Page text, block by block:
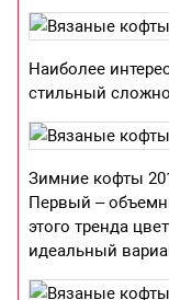
Наиболее
стильный
Зимние кофты
Первый –
этого тренда
идеальный